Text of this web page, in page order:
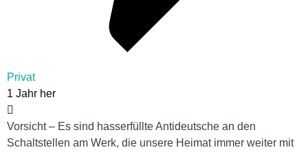
Privat
1 Jahr her
Vorsicht – Es sind hasserfüllte Antideutsche an den
Schaltstellen am Werk, die unsere Heimat immer weiter mit